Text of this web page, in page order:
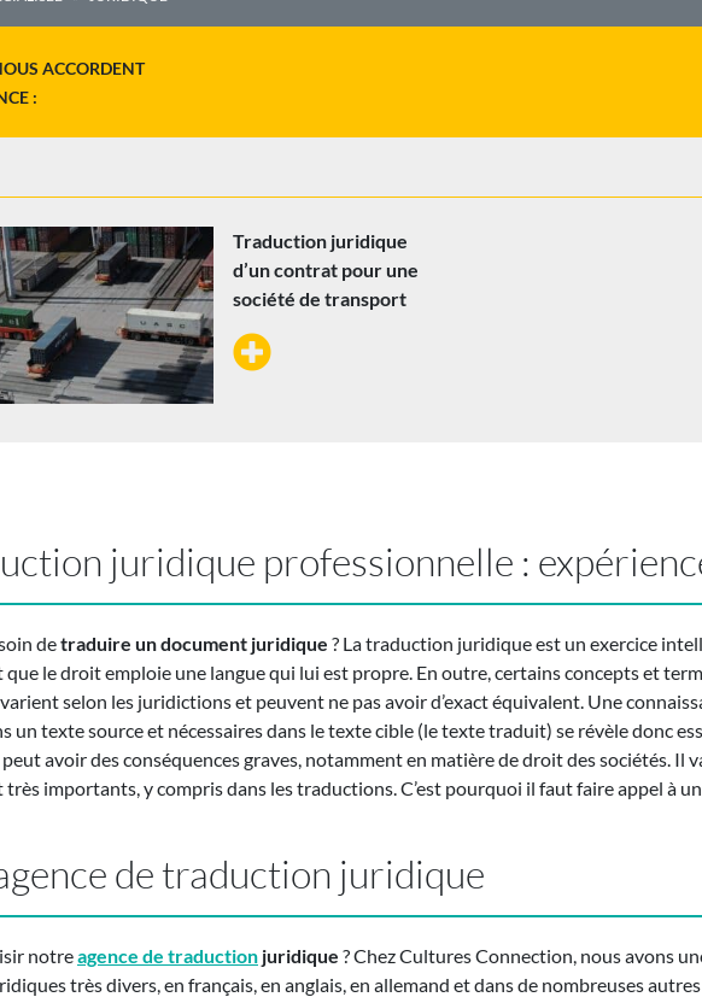
ACCORDENT
:
Traduction juridique
d’un contrat pour une
société de transport
juridique professionnelle :
detraduire un document juridique ? La traduction juridique est un exercice
que le droit emploie une langue qui lui est propre. En outre, certains concepts et
selon les juridictions et peuvent ne pas avoir d’exact équivalent. Une
un texte source et nécessaires dans le texte cible (le texte traduit) se révèle donc
avoir des conséquences graves, notamment en matière de droit des sociétés. Il
importants, y compris dans les traductions. C’est pourquoi il faut faire appel à
de traduction juridique
notreagence de traduction juridique ? Chez Cultures Connection, nous avons
très divers, en français, en anglais, en allemand et dans de nombreuses